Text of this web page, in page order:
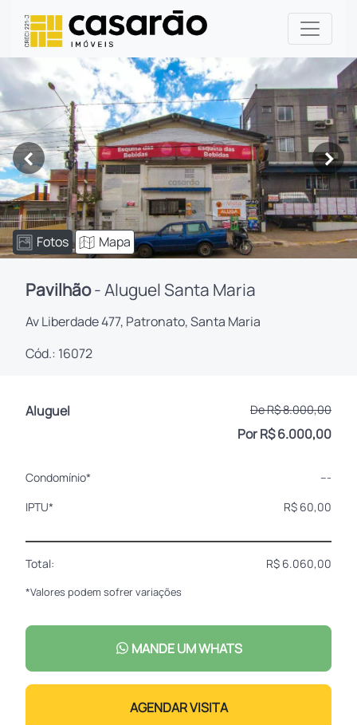
< >
Fotos Mapa
Pavilhão- Aluguel Santa Maria
Av Liberdade 477, Patronato, Santa Maria
Cód.: 16072
Aluguel De R$ 8.000,00
Por R$ 6.000,00
Condomínio*
---
IPTU*
R$ 60,00
Total: R$ 6.060,00
*Valores podem sofrer variações
MANDE UM WHATS
AGENDAR VISITA